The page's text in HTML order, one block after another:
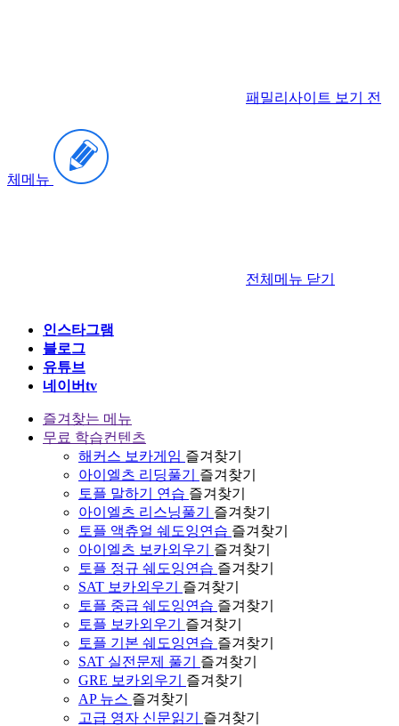
패밀리사이트 보기 전
체메뉴
전체메뉴 닫기
인스타그램
블로그
유튜브
네이버tv
즐겨찾는 메뉴
무료 학습컨텐츠
해커스 보카게임 즐겨찾기
아이엘츠 리딩풀기
즐겨찾기
토플 말하기 연습 즐겨찾기
아이엘츠 리스닝풀기
즐겨찾기
토플 액츄얼 쉐도잉연습 즐겨찾기
아이엘츠 보카외우기
즐겨찾기
토플 정규 쉐도잉연습 즐겨찾기
SAT 보카외우기
즐겨찾기
토플 중급 쉐도잉연습 즐겨찾기
토플 보카외우기
즐겨찾기
토플 기본 쉐도잉연습 즐겨찾기
SAT 실전문제 풀기
즐겨찾기
GRE 보카외우기
즐겨찾기
AP 뉴스 즐겨찾기
고급 영자 신문읽기
즐겨찾기